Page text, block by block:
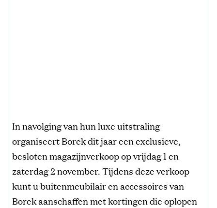
In navolging van hun luxe uitstraling
organiseert Borek dit jaar een exclusieve,
besloten magazijnverkoop op vrijdag 1 en
zaterdag 2 november. Tijdens deze verkoop
kunt u buitenmeubilair en accessoires van
Borek aanschaffen met kortingen die oplopen